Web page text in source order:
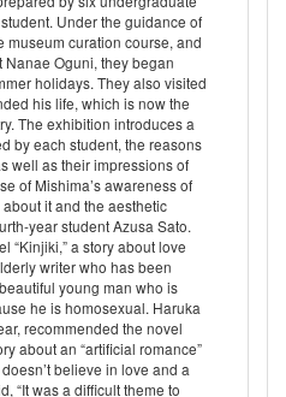
Under the guidance of
museum curation course, and
Oguni, they began
holidays. They also visited
his life, which is now the
The exhibition introduces a
by each student, the reasons
well as their impressions of
of Mishima’s awareness of
it and the aesthetic
year student Azusa Sato.
“Kinjiki,” a story about love
writer who has been
young man who is
he is homosexual. Haruka
recommended the novel
about an “artificial romance”
believe in love and a
“It was a difficult theme to